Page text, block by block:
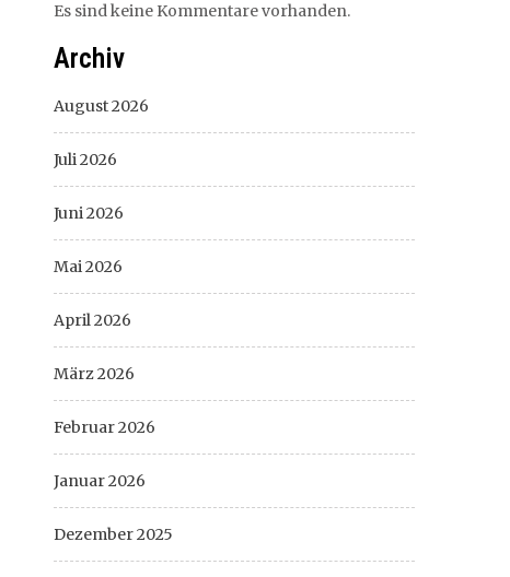
Es sind keine Kommentare vorhanden.
Archiv
August 2026
Juli 2026
Juni 2026
Mai 2026
April 2026
März 2026
Februar 2026
Januar 2026
Dezember 2025